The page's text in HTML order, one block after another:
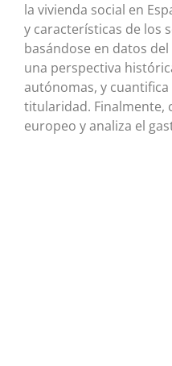
la vivienda social en
y características de los
basándose en datos
una perspectiva
autónomas, y
titularidad. Finalmente,
europeo y analiza el